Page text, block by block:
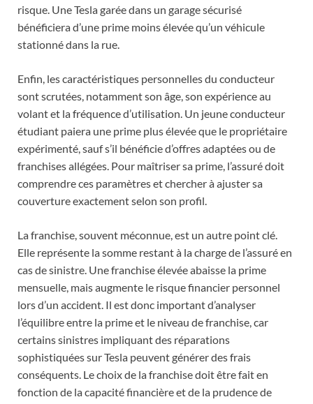
risque. Une Tesla garée dans un garage sécurisé
bénéficiera d’une prime moins élevée qu’un véhicule
stationné dans la rue.
Enfin, les caractéristiques personnelles du conducteur
sont scrutées, notamment son âge, son expérience au
volant et la fréquence d’utilisation. Un jeune conducteur
étudiant paiera une prime plus élevée que le propriétaire
expérimenté, sauf s’il bénéficie d’offres adaptées ou de
franchises allégées. Pour maîtriser sa prime, l’assuré doit
comprendre ces paramètres et chercher à ajuster sa
couverture exactement selon son profil.
La franchise, souvent méconnue, est un autre point clé.
Elle représente la somme restant à la charge de l’assuré en
cas de sinistre. Une franchise élevée abaisse la prime
mensuelle, mais augmente le risque financier personnel
lors d’un accident. Il est donc important d’analyser
l’équilibre entre la prime et le niveau de franchise, car
certains sinistres impliquant des réparations
sophistiquées sur Tesla peuvent générer des frais
conséquents. Le choix de la franchise doit être fait en
fonction de la capacité financière et de la prudence de